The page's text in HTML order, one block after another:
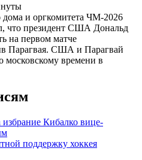
дома и оргкомитета ЧМ-2026
что президент США Дональд
на первом матче
Парагвая. США и Парагвай
московскому времени в
избрание Кибалко вице-
поддержку хоккея